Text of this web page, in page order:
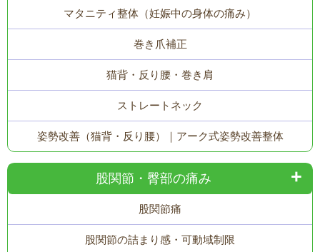
マタニティ整体（妊娠中の身体の痛み）
巻き爪補正
猫背・反り腰・巻き肩
ストレートネック
姿勢改善（猫背・反り腰）｜アーク式姿勢改善整体
股関節・臀部の痛み
股関節痛
股関節の詰まり感・可動域制限